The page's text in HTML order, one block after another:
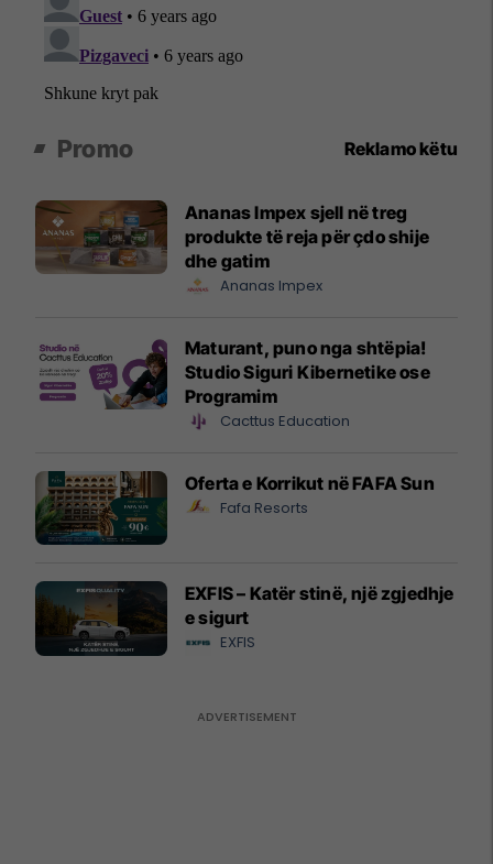
Promo Reklamo këtu
Ananas Impex sjell në treg
produkte të reja për çdo shije
dhe gatim
Ananas Impex
Maturant, puno nga shtëpia!
Studio Siguri Kibernetike ose
Programim
Cacttus Education
Oferta e Korrikut në FAFA Sun
Fafa Resorts
EXFIS – Katër stinë, një zgjedhje
e sigurt
EXFIS